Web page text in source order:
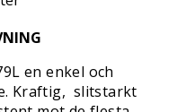
en enkel och
Kraftig, slitstarkt